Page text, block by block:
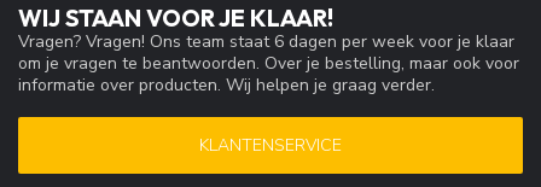
WIJ STAAN VOOR JE KLAAR!
Vragen? Vragen! Ons team staat 6 dagen per week voor je klaar
om je vragen te beantwoorden. Over je bestelling, maar ook voor
informatie over producten. Wij helpen je graag verder.
KLANTENSERVICE